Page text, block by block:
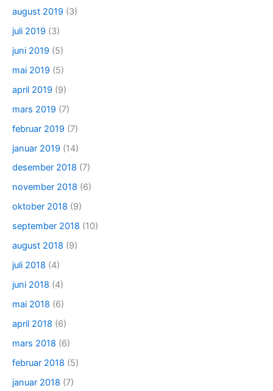
august 2019 (3)
juli 2019 (3)
juni 2019 (5)
mai 2019 (5)
april 2019 (9)
mars 2019 (7)
februar 2019 (7)
januar 2019 (14)
desember 2018 (7)
november 2018 (6)
oktober 2018 (9)
september 2018 (10)
august 2018 (9)
juli 2018 (4)
juni 2018 (4)
mai 2018 (6)
april 2018 (6)
mars 2018 (6)
februar 2018 (5)
januar 2018 (7)